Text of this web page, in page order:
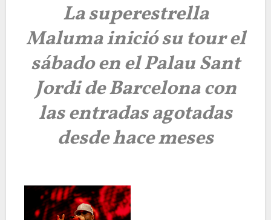
La superestrella
Maluma inició su tour el
sábado en el Palau Sant
Jordi de Barcelona con
las entradas agotadas
desde hace meses